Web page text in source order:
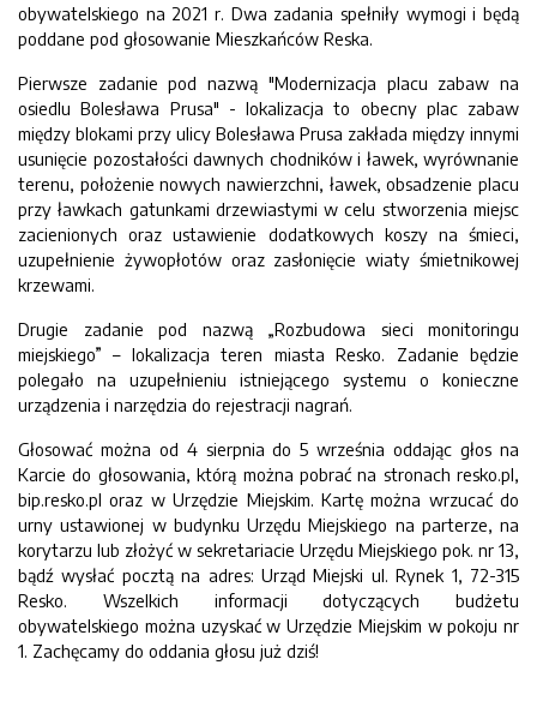
obywatelskiego na 2021 r. Dwa zadania spełniły wymogi i będą
poddane pod głosowanie Mieszkańców Reska.
Pierwsze zadanie pod nazwą "Modernizacja placu zabaw na
osiedlu Bolesława Prusa" - lokalizacja to obecny plac zabaw
między blokami przy ulicy Bolesława Prusa zakłada między innymi
usunięcie pozostałości dawnych chodników i ławek, wyrównanie
terenu, położenie nowych nawierzchni, ławek, obsadzenie placu
przy ławkach gatunkami drzewiastymi w celu stworzenia miejsc
zacienionych oraz ustawienie dodatkowych koszy na śmieci,
uzupełnienie żywopłotów oraz zasłonięcie wiaty śmietnikowej
krzewami.
Drugie zadanie pod nazwą „Rozbudowa sieci monitoringu
miejskiego” – lokalizacja teren miasta Resko. Zadanie będzie
polegało na uzupełnieniu istniejącego systemu o konieczne
urządzenia i narzędzia do rejestracji nagrań.
Głosować można od 4 sierpnia do 5 września oddając głos na
Karcie do głosowania, którą można pobrać na stronach resko.pl,
bip.resko.pl oraz w Urzędzie Miejskim. Kartę można wrzucać do
urny ustawionej w budynku Urzędu Miejskiego na parterze, na
korytarzu lub złożyć w sekretariacie Urzędu Miejskiego pok. nr 13,
bądź wysłać pocztą na adres: Urząd Miejski ul. Rynek 1, 72-315
Resko. Wszelkich informacji dotyczących budżetu
obywatelskiego można uzyskać w Urzędzie Miejskim w pokoju nr
1. Zachęcamy do oddania głosu już dziś!